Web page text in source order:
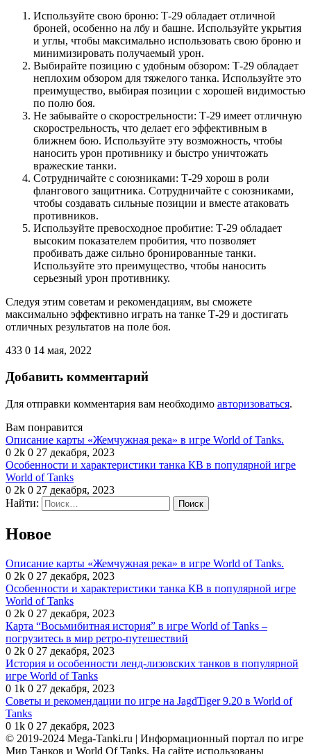
Используйте свою броню: Т-29 обладает отличной
броней, особенно на лбу и башне. Используйте укрытия
и углы, чтобы максимально использовать свою броню и
минимизировать получаемый урон.
Выбирайте позицию с удобным обзором: Т-29 обладает
неплохим обзором для тяжелого танка. Используйте это
преимущество, выбирая позиции с хорошей видимостью
по полю боя.
Не забывайте о скорострельности: Т-29 имеет отличную
скорострельность, что делает его эффективным в
ближнем бою. Используйте эту возможность, чтобы
наносить урон противнику и быстро уничтожать
вражеские танки.
Сотрудничайте с союзниками: Т-29 хорош в роли
флангового защитника. Сотрудничайте с союзниками,
чтобы создавать сильные позиции и вместе атаковать
противников.
Используйте превосходное пробитие: Т-29 обладает
высоким показателем пробития, что позволяет
пробивать даже сильно бронированные танки.
Используйте это преимущество, чтобы наносить
серьезный урон противнику.
Следуя этим советам и рекомендациям, вы сможете
максимально эффективно играть на танке Т-29 и достигать
отличных результатов на поле боя.
433 0 14 мая, 2022
Добавить комментарий
Для отправки комментария вам необходимо авторизоваться.
Вам понравится
Описание карты «Жемчужная река» в игре World of Tanks.
0 2k 0 27 декабря, 2023
Особенности и характеристики танка КВ в популярной игре
World of Tanks
0 2k 0 27 декабря, 2023
Найти:
Новое
Описание карты «Жемчужная река» в игре World of Tanks.
0 2k 0 27 декабря, 2023
Особенности и характеристики танка КВ в популярной игре
World of Tanks
0 2k 0 27 декабря, 2023
Карта “Восьмибитная история” в игре World of Tanks –
погрузитесь в мир ретро-путешествий
0 2k 0 27 декабря, 2023
История и особенности ленд-лизовских танков в популярной
игре World of Tanks
0 1k 0 27 декабря, 2023
Советы и рекомендации по игре на JagdTiger 9.20 в World of
Tanks
0 1k 0 27 декабря, 2023
© 2019-2024 Mega-Tanki.ru | Информационный портал по игре
Мир Танков и World Of Tanks. На сайте использованы